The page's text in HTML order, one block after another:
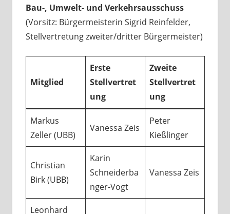
Bau-, Umwelt- und Verkehrsausschuss
(Vorsitz: Bürgermeisterin Sigrid Reinfelder,
Stellvertretung zweiter/dritter Bürgermeister)
Mitglied
Erste
Stellvertret
ung
Zweite
Stellvertret
ung
Markus
Zeller (UBB)
Vanessa Zeis
Peter
Kießlinger
Christian
Birk (UBB)
Karin
Schneiderba
nger-Vogt
Vanessa Zeis
Leonhard